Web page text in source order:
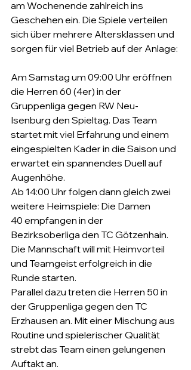
am Wochenende zahlreich ins
Geschehen ein. Die Spiele verteilen
sich über mehrere Altersklassen und
sorgen für viel Betrieb auf der Anlage:
Am Samstag um 09:00 Uhr eröffnen
die Herren 60 (4er) in der
Gruppenliga gegen RW Neu-
Isenburg den Spieltag. Das Team
startet mit viel Erfahrung und einem
eingespielten Kader in die Saison und
erwartet ein spannendes Duell auf
Augenhöhe.
Ab 14:00 Uhr folgen dann gleich zwei
weitere Heimspiele: Die Damen
40 empfangen in der
Bezirksoberliga den TC Götzenhain.
Die Mannschaft will mit Heimvorteil
und Teamgeist erfolgreich in die
Runde starten.
Parallel dazu treten die Herren 50 in
der Gruppenliga gegen den TC
Erzhausen an. Mit einer Mischung aus
Routine und spielerischer Qualität
strebt das Team einen gelungenen
Auftakt an.